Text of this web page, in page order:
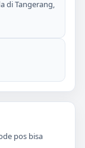
di Tangerang,
pos bisa